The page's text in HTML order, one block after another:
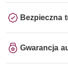
Bezpieczna
Gwarancja